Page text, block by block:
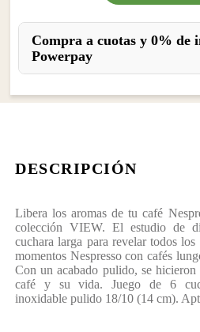
Compra a cuotas y 0% de
Powerpay
DESCRIPCIÓN
Libera los aromas de tu café
colección VIEW. El estudio de
cuchara larga para revelar todos
momentos Nespresso con cafés
Con un acabado pulido, se hicieron
café y su vida. Juego de 6
inoxidable pulido 18/10 (14 cm).